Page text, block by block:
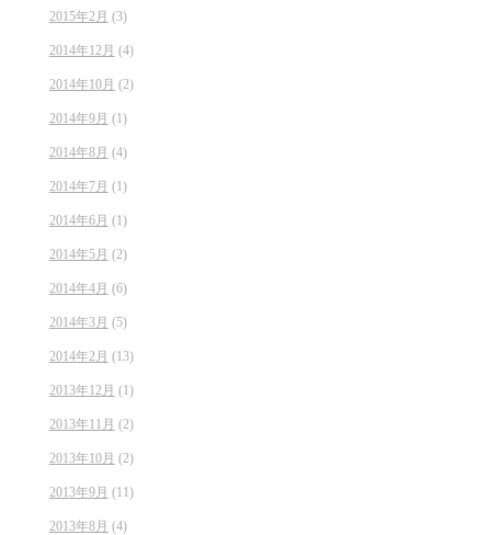
2015年2月 (3)
2014年12月 (4)
2014年10月 (2)
2014年9月 (1)
2014年8月 (4)
2014年7月 (1)
2014年6月 (1)
2014年5月 (2)
2014年4月 (6)
2014年3月 (5)
2014年2月 (13)
2013年12月 (1)
2013年11月 (2)
2013年10月 (2)
2013年9月 (11)
2013年8月 (4)